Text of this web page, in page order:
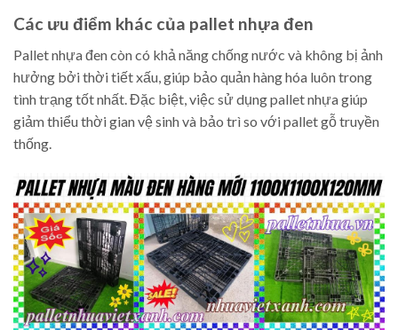
Các ưu điểm khác của pallet nhựa đen
Pallet nhựa đen còn có khả năng chống nước và không bị ảnh
hưởng bởi thời tiết xấu, giúp bảo quản hàng hóa luôn trong
tình trạng tốt nhất. Đặc biệt, việc sử dụng pallet nhựa giúp
giảm thiểu thời gian vệ sinh và bảo trì so với pallet gỗ truyền
thống.